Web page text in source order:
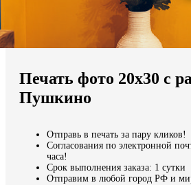
Мы доставляем по всему миру
Продолжить без города
Печать фото 20х30 с
Пушкино
Отправь в печать за пару кликов!
Согласования по электронной
часа!
Срок выполнения заказа: 1 сутки
Отправим в любой город РФ и